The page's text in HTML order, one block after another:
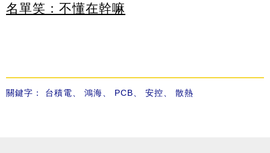
名單笑：不懂在幹嘛
關鍵字： 台積電 鴻海 PCB 安控 散熱